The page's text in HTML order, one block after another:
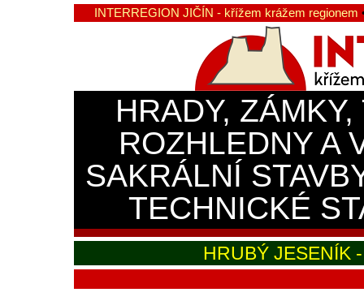
INTERREGION JIČÍN - křížem krážem regionem
HRADY,
ROZHLEDNY A
SAKRÁLNÍ
TECHNICKÉ
HRUBÝ JESENÍK